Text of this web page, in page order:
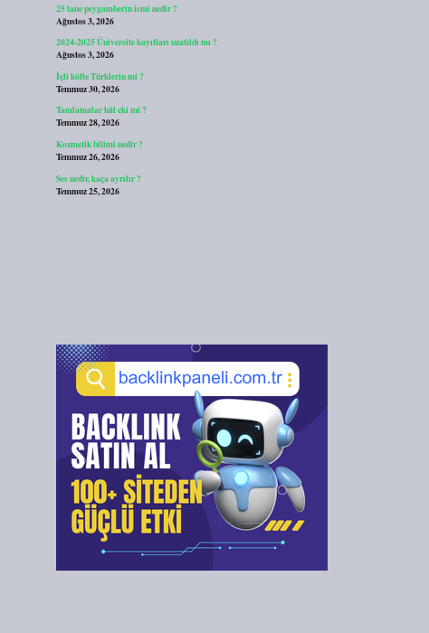
25 tane peygamberin ismi nedir ?
Ağustos 3, 2026
2024-2025 Üniversite kayıtları uzatıldı mı ?
Ağustos 3, 2026
İçli köfte Türklerin mi ?
Temmuz 30, 2026
Tamlamalar hâl eki mi ?
Temmuz 28, 2026
Kozmetik bilimi nedir ?
Temmuz 26, 2026
Ses nedir, kaça ayrılır ?
Temmuz 25, 2026